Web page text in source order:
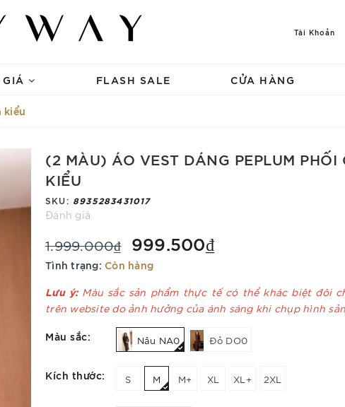
Tài Khoản
FLASH SALE CỬA HÀNG
kiểu
(2 MÀU) ÁO VEST DÁNG PEPLUM PHỐI
KIỂU
SKU: 8935283431017
Đánh giá
1.999.000₫ 999.500₫
Tình trạng: Còn hàng
Lưu ý: Màu sắc sản phẩm thực tế có thể khác biệt đôi
trên website do ảnh hưởng của ánh sáng khi chụp hình
Màu sắc: Nâu NA0 Đỏ DO0
Kích thước: S M M+ XL XL+ 2XL